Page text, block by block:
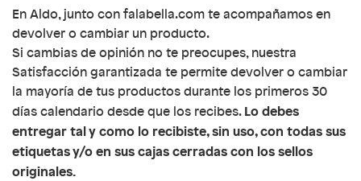
En Aldo, junto con falabella.com te acompañamos en
devolver o cambiar un producto.
Si cambias de opinión no te preocupes, nuestra
Satisfacción garantizada te permite devolver o cambiar
la mayoría de tus productos durante los primeros 30
días calendario desde que los recibes.Lo debes
entregar tal y como lo recibiste, sin uso, con todas sus
etiquetas y/o en sus cajas cerradas con los sellos
originales.